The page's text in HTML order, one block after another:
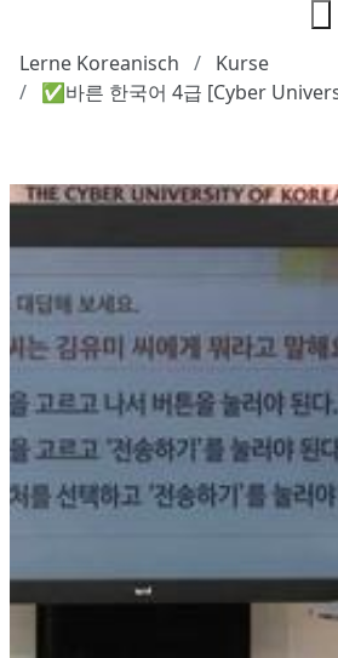
Lerne Koreanisch
Kurse
✅바른 한국어 4급 [Cyber